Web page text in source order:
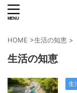
HOME >生活の知恵 >
生活の知恵
生